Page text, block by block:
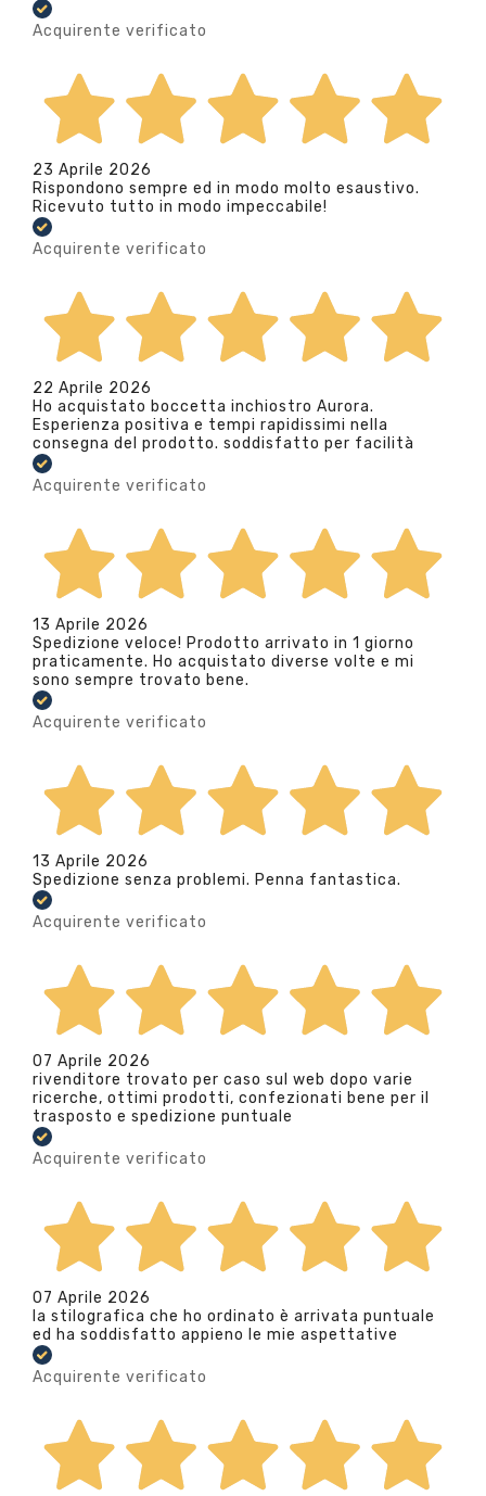
Acquirente verificato
23 Aprile 2026
Rispondono sempre ed in modo molto esaustivo.
Ricevuto tutto in modo impeccabile!
Acquirente verificato
22 Aprile 2026
Ho acquistato boccetta inchiostro Aurora.
Esperienza positiva e tempi rapidissimi nella
consegna del prodotto. soddisfatto per facilità
Acquirente verificato
13 Aprile 2026
Spedizione veloce! Prodotto arrivato in 1 giorno
praticamente. Ho acquistato diverse volte e mi
sono sempre trovato bene.
Acquirente verificato
13 Aprile 2026
Spedizione senza problemi. Penna fantastica.
Acquirente verificato
07 Aprile 2026
rivenditore trovato per caso sul web dopo varie
ricerche, ottimi prodotti, confezionati bene per il
trasposto e spedizione puntuale
Acquirente verificato
07 Aprile 2026
la stilografica che ho ordinato è arrivata puntuale
ed ha soddisfatto appieno le mie aspettative
Acquirente verificato